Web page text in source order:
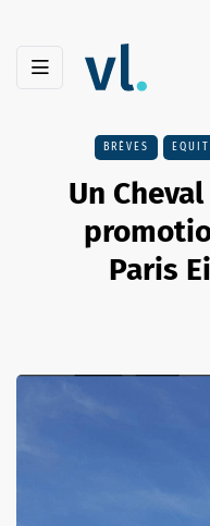
BRÈVES
Un
Paris